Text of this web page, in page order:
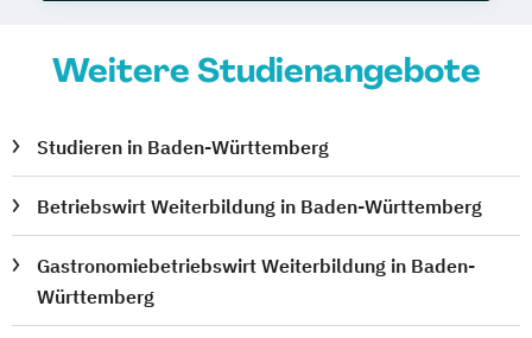
Weitere Studienangebote
Studieren in Baden-Württemberg
Betriebswirt Weiterbildung in Baden-Württemberg
Gastronomiebetriebswirt Weiterbildung in Baden-
Württemberg